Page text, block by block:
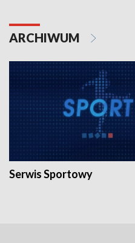
ARCHIWUM
Serwis Sportowy